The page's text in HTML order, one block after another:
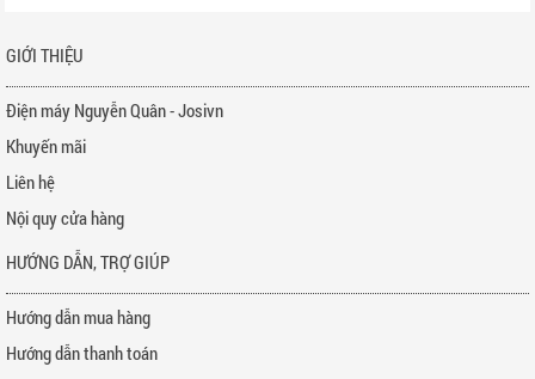
GIỚI THIỆU
Điện máy Nguyễn Quân - Josivn
Khuyến mãi
Liên hệ
Nội quy cửa hàng
HƯỚNG DẪN, TRỢ GIÚP
Hướng dẫn mua hàng
Hướng dẫn thanh toán